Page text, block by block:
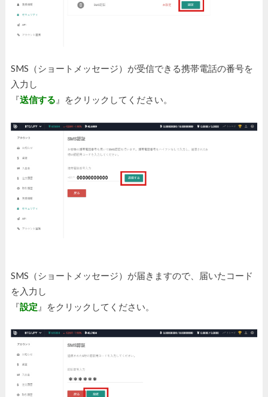
SMS（ショートメッセージ）が受信できる携帯電話の番号を
入力し
『送信する 』をクリックしてください。
SMS（ショートメッセージ）が届きますので、届いたコード
を入力し
『設定 』をクリックしてください。